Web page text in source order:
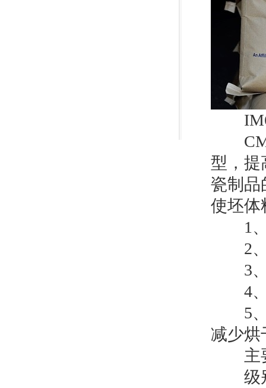
IM6
CMC
型，提
瓷制品
使坯体
1、
2、
3、
4、
5、
减少烘
主要
级别